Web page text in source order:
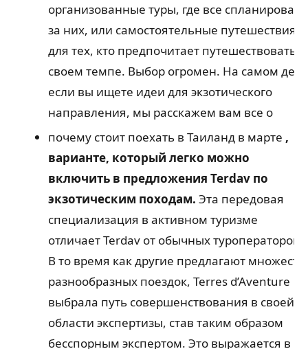
организованные туры, где все спланировано
за них, или самостоятельные путешествия
для тех, кто предпочитает путешествовать в
своем темпе. Выбор огромен. На самом
если вы ищете идеи для экзотического
направления, мы расскажем вам все о
почему стоит поехать в Таиланд в марте ,
варианте, который легко можно
включить в предложения Terdav по
экзотическим походам. Эта передовая
специализация в активном туризме
отличает Terdav от обычных туроператоров.
В то время как другие предлагают
разнообразных поездок, Terres d’Aventure
выбрала путь совершенствования в своей
области экспертизы, став таким образом
бесспорным экспертом. Это выражается в